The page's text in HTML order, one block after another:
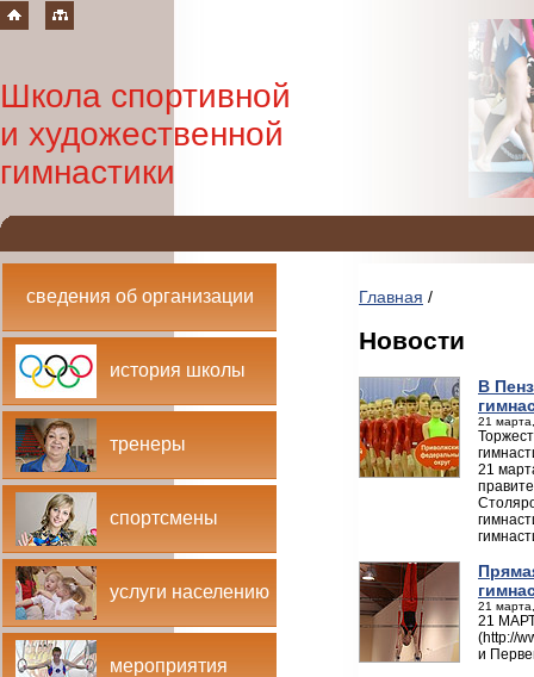
Школа спортивной
и художественной
гимнастики
сведения об организации
история школы
тренеры
спортсмены
услуги населению
мероприятия
Главная /
Новости
В
21
21
21
21
(http://
и